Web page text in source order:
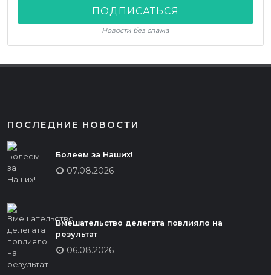
ПОДПИСАТЬСЯ
Новости без спама
ПОСЛЕДНИЕ НОВОСТИ
Болеем за Наших!
07.08.2026
Вмешательство делегата повлияло на
результат
06.08.2026